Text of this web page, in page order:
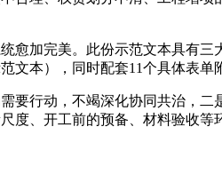
加完美。此份示范文本具有三
本），同时配套11个具体表单
行动，不竭深化协同共治，二
度、开工前的预备、材料验收等